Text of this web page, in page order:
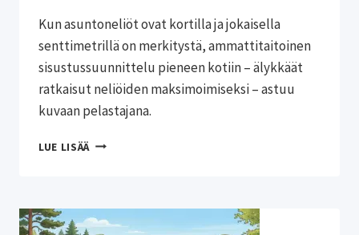
Kun asuntoneliöt ovat kortilla ja jokaisella
senttimetrillä on merkitystä, ammattitaitoinen
sisustussuunnittelu pieneen kotiin – älykkäät
ratkaisut neliöiden maksimoimiseksi – astuu
kuvaan pelastajana.
LUE LISÄÄ SISUSTUSSUUNNITTELU
ÄLYKKÄÄT
RATKAISUT